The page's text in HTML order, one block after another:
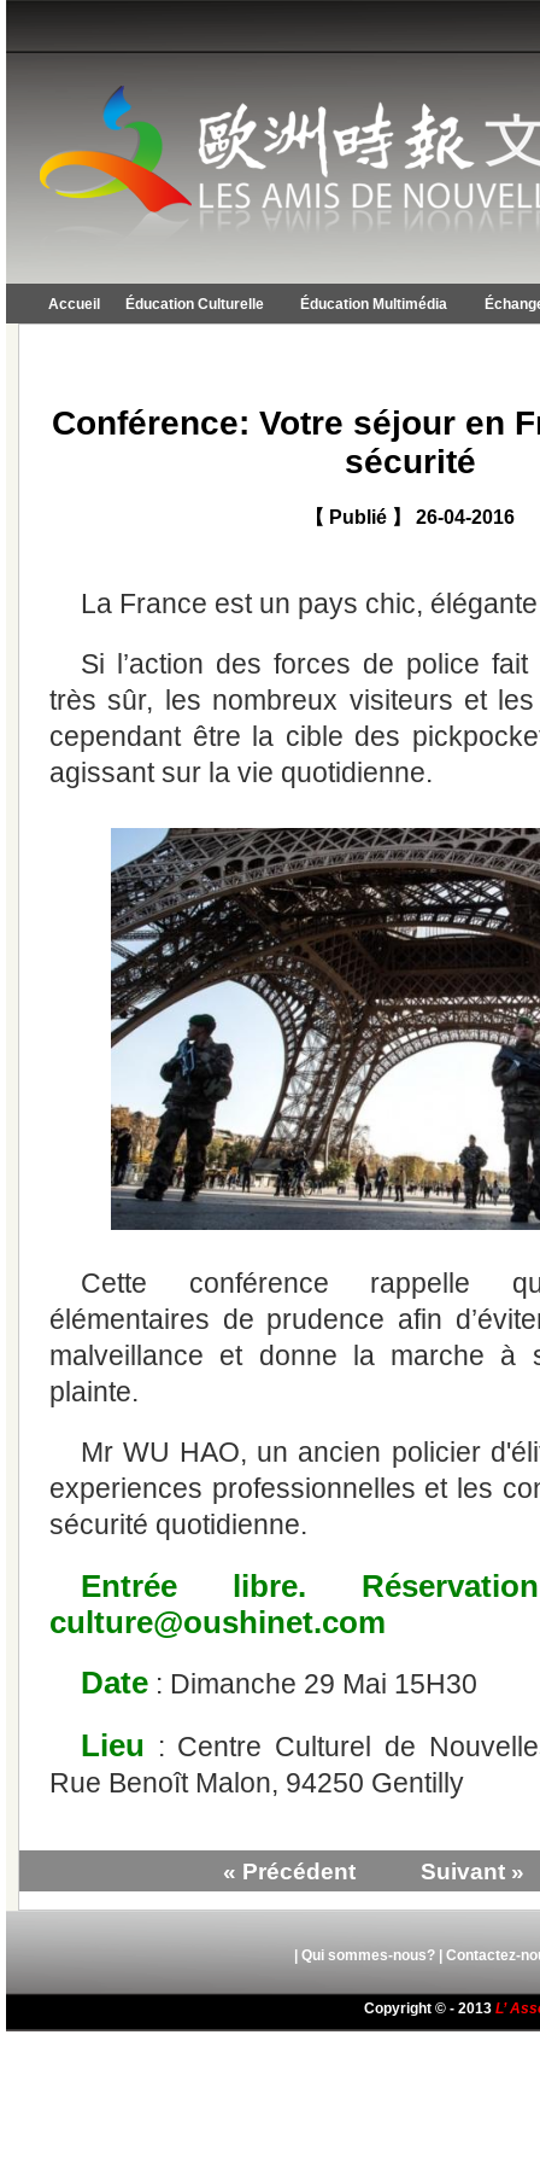
Accueil Éducation Culturelle Éducation Multimédia
Conférence: Votre séjour en
sécurité
【 Publié 】 26-04-2016
La France est un pays chic,
Si l’action des forces de police
très sûr, les nombreux visiteurs et
cependant être la cible des
agissant sur la vie quotidienne.
Cette conférence rappelle
élémentaires de prudence afin
malveillance et donne la marche à
plainte.
Mr WU HAO, un ancien policier
experiences professionnelles et les
sécurité quotidienne.
Entrée libre.
culture@oushinet.com
Date : Dimanche 29 Mai 15H30
Lieu : Centre Culturel de
Rue Benoît Malon, 94250 Gentilly
« Précédent Suivant »
| Qui sommes-nous?| Contactez-
Copyright © - 2013 L’